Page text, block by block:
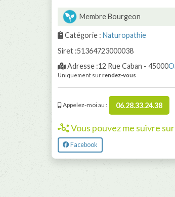
Membre Bourgeon
Catégorie : Naturopathie
Siret :51364723000038
Adresse :12 Rue Caban - 45000
Uniquement surrendez-vous
Appelez-moi au : 06.28.33.24.38
Vous pouvez me suivre
Facebook